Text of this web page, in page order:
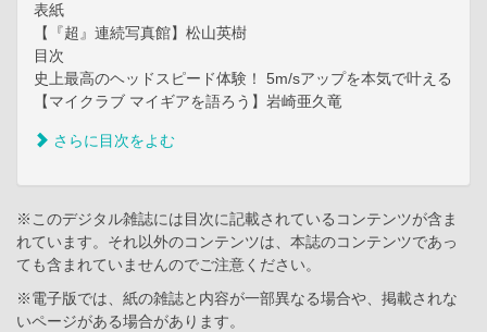
表紙
【『超』連続写真館】松山英樹
目次
史上最高のヘッドスピード体験！ 5m/sアップを本気で叶える
【マイクラブ マイギアを語ろう】岩崎亜久竜
さらに目次をよむ
※このデジタル雑誌には目次に記載されているコンテンツが含ま
れています。それ以外のコンテンツは、本誌のコンテンツであっ
ても含まれていませんのでご注意ください。
※電子版では、紙の雑誌と内容が一部異なる場合や、掲載されな
いページがある場合があります。